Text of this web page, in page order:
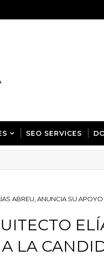
SEO SERVICES
ABREU, ANUNCIA SU
LA